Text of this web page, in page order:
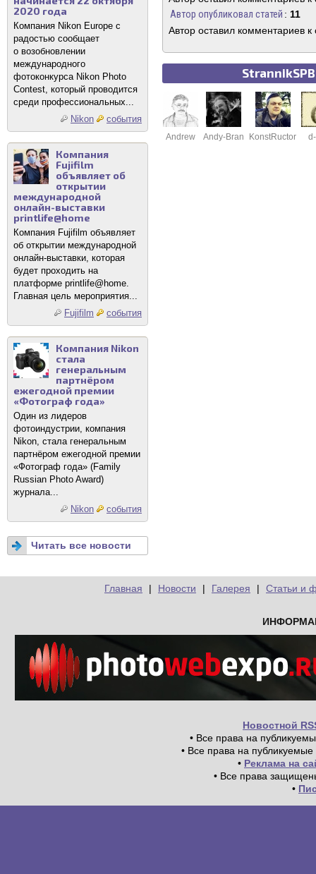
2020 года
Компания Nikon Europe с
радостью сообщает
о возобновлении
международного
фотоконкурса Nikon Photo
Contest, который проводится
среди профессиональных...
Nikon
события
Компания
Fujifilm
объявляет об
открытии
международной
онлайн-выставки
printlife@home
Компания Fujifilm объявляет
об открытии международной
онлайн-выставки, которая
будет проходить на
платформе printlife@home.
Главная цель мероприятия...
Fujifilm
события
Компания Nikon
стала
генеральным
партнёром
ежегодной премии
«Фотограф года»
Один из лидеров
фотоиндустрии, компания
Nikon, стала генеральным
партнёром ежегодной премии
«Фотограф года» (Family
Russian Photo Award)
журнала...
Nikon
события
Читать все новости
Автор опубликовал статей : 11
Автор оставил комментариев к
Andrew Andy-Bran KonstRuctor
Главная | Новости | Галерея | Статьи и
Новостной
• Все права на
• Все права на
• Реклама на
• Все права
•